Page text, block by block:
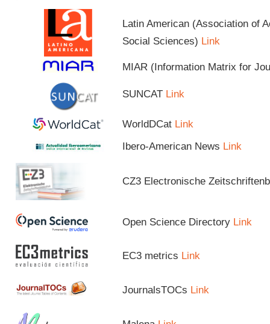
Latin American (Association of
Social Sciences) Link
MIAR (Information Matrix for
SUNCAT Link
WorldDCat Link
Ibero-American News Link
CZ3 Electronische
Open Science Directory Link
EC3 metrics Link
JournalsTOCs Link